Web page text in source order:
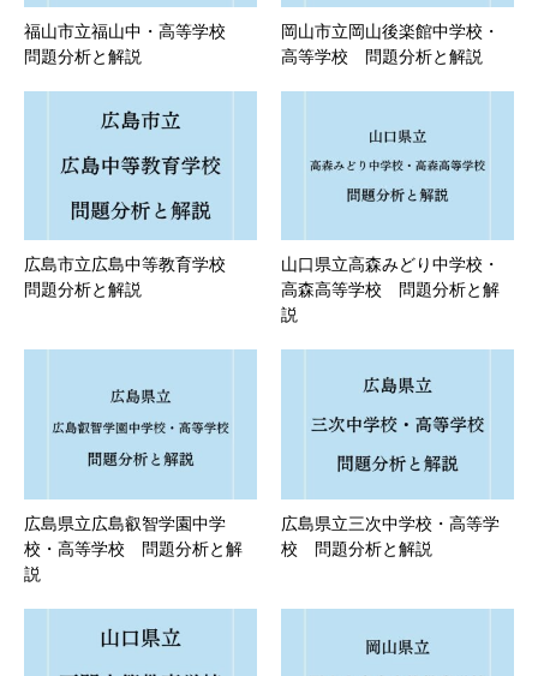
福山市立福山中・高等学校
問題分析と解説
岡山市立岡山後楽館中学校・
高等学校 問題分析と解説
広島市立広島中等教育学校
問題分析と解説
山口県立高森みどり中学校・
高森高等学校 問題分析と解
説
広島県立広島叡智学園中学
校・高等学校 問題分析と解
説
広島県立三次中学校・高等学
校 問題分析と解説